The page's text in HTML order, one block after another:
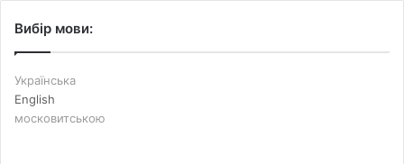
Вибір мови:
Українська
English
московитською